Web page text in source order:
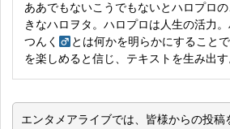
ああでもないこうでもないとハロプロ
きなハロヲタ。ハロプロは人生の活力。
つんく
とは何かを明らかにすること
を楽しめると信じ、テキストを生み出す
エンタメアライブでは、皆様からの投稿